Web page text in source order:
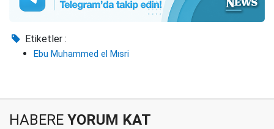
Etiketler :
Ebu Muhammed el Mısri
HABERE YORUM KAT